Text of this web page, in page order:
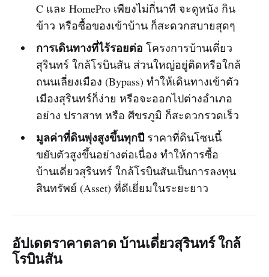
C และ HomePro เพียงไม่กี่นาที จะดูหนัง กิน
ข้าว หรือซื้อของเข้าบ้าน ก็สะดวกสบายสุดๆ
การเดินทางที่ไร้รอยต่อ โครงการบ้านเดี่ยว
สุรินทร์ ใกล้โรบินสัน ส่วนใหญ่อยู่ติดหรือใกล้
ถนนเลี่ยงเมือง (Bypass) ทำให้เดินทางเข้าตัว
เมืองสุรินทร์ก็ง่าย หรือจะออกไปต่างอำเภอ
อย่าง ปราสาท หรือ ศีขรภูมิ ก็สะดวกรวดเร็ว
มูลค่าที่ดินพุ่งสูงขึ้นทุกปี ราคาที่ดินโซนนี้
ขยับตัวสูงขึ้นอย่างต่อเนื่อง ทำให้การซื้อ
บ้านเดี่ยวสุรินทร์ ใกล้โรบินสันเป็นการลงทุน
สินทรัพย์ (Asset) ที่ดีเยี่ยมในระยะยาว
อัปเดตราคาตลาด บ้านเดี่ยวสุรินทร์ ใกล้
โรบินสัน